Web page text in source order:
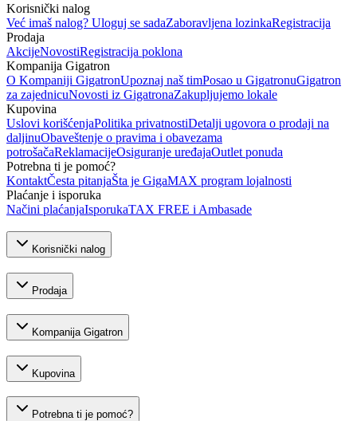
Korisnički nalog
Već imaš nalog? Uloguj se sadaZaboravljena lozinkaRegistracija
Prodaja
AkcijeNovostiRegistracija poklona
Kompanija Gigatron
O Kompaniji GigatronUpoznaj naš timPosao u GigatronuGigatron
za zajednicuNovosti iz GigatronaZakupljujemo lokale
Kupovina
Uslovi korišćenjaPolitika privatnostiDetalji ugovora o prodaji na
daljinuObaveštenje o pravima i obavezama
potrošačaReklamacijeOsiguranje uređajaOutlet ponuda
Potrebna ti je pomoć?
KontaktČesta pitanjaŠta je GigaMAX program lojalnosti
Plaćanje i isporuka
Načini plaćanjaIsporukaTAX FREE i Ambasade
Korisnički nalog
Prodaja
Kompanija Gigatron
Kupovina
Potrebna ti je pomoć?